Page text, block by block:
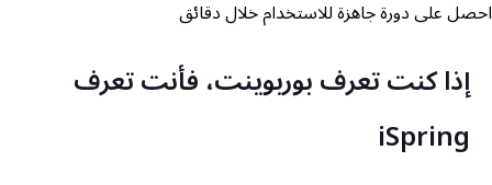
احصل على دورة جاهزة للاستخدام خلال دقائق
إذا كنت تعرف بوربوينت، فأنت تعرف
iSpring